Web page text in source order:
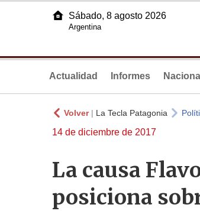
Sábado, 8 agosto 2026
Argentina
Actualidad Informes
Volver| La Tecla Patagonia
14 de diciembre de 2017
La causa
posiciona